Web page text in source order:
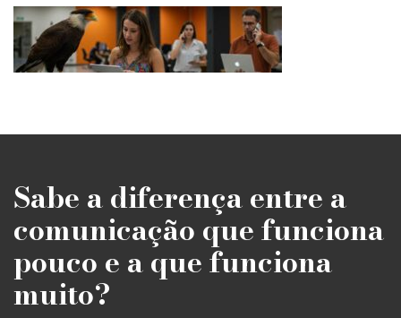
Sabe a diferença entre a
comunicação que funciona
pouco e a que funciona
muito?